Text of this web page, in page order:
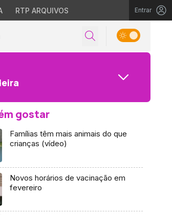
RTP ARQUIVOS Entrar
gostar
Famílias têm mais animais do que
crianças (vídeo)
Novos horários de vacinação em
fevereiro